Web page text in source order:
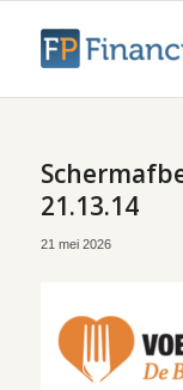
21.13.14
21 mei 2026